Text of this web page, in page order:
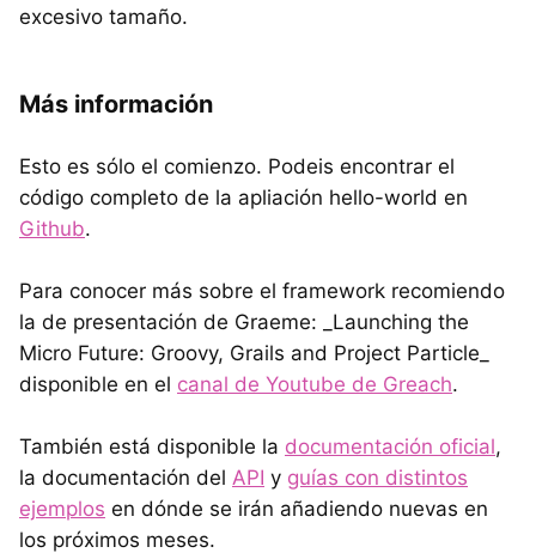
excesivo tamaño.
Más información
Esto es sólo el comienzo. Podeis encontrar el
código completo de la apliación hello-world en
Github.
Para conocer más sobre el framework recomiendo
la de presentación de Graeme: _Launching the
Micro Future: Groovy, Grails and Project Particle_
disponible en el canal de Youtube de Greach.
También está disponible la documentación oficial,
la documentación del API y guías con distintos
ejemplos en dónde se irán añadiendo nuevas en
los próximos meses.